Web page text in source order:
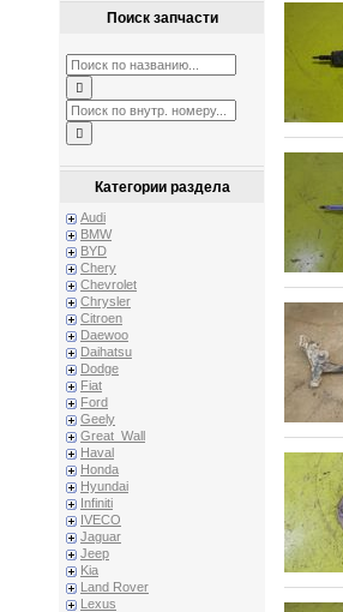
Поиск запчасти
Категории раздела
Audi
BMW
BYD
Chery
Chevrolet
Chrysler
Citroen
Daewoo
Daihatsu
Dodge
Fiat
Ford
Geely
Great_Wall
Haval
Honda
Hyundai
Infiniti
IVECO
Jaguar
Jeep
Kia
Land Rover
Lexus